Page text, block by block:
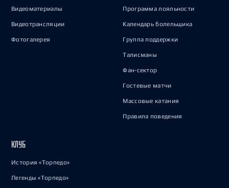
Видеоматериалы
Видеотрансляции
Фотогалерея
Программа лояльности
Календарь болельщика
Группа поддержки
Талисманы
Фан-сектор
Гостевые матчи
Массовые катания
Правила поведения
КЛУБ
История «Торпедо»
Легенды «Торпедо»